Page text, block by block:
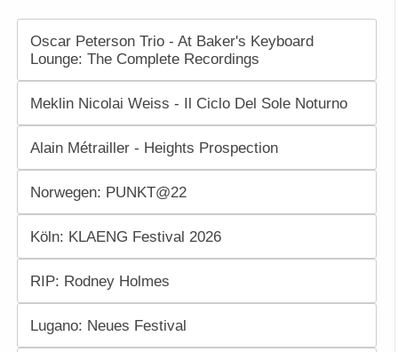
Oscar Peterson Trio - At Baker's Keyboard
Lounge: The Complete Recordings
Meklin Nicolai Weiss - Il Ciclo Del Sole Noturno
Alain Métrailler - Heights Prospection
Norwegen: PUNKT@22
Köln: KLAENG Festival 2026
RIP: Rodney Holmes
Lugano: Neues Festival